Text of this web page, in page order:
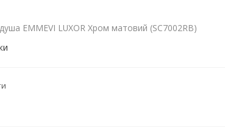
EMMEVI LUXOR Хром матовий (SC7002RB)